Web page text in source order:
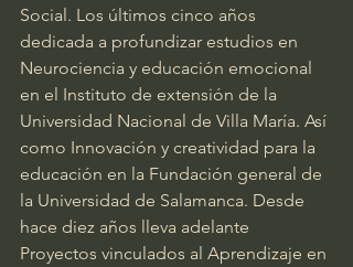
Social. Los últimos cinco años
dedicada a profundizar estudios en
Neurociencia y educación emocional
en el Instituto de extensión de la
Universidad Nacional de Villa María. Así
como Innovación y creatividad para la
educación en la Fundación general de
la Universidad de Salamanca. Desde
hace diez años lleva adelante
Proyectos vinculados al Aprendizaje en